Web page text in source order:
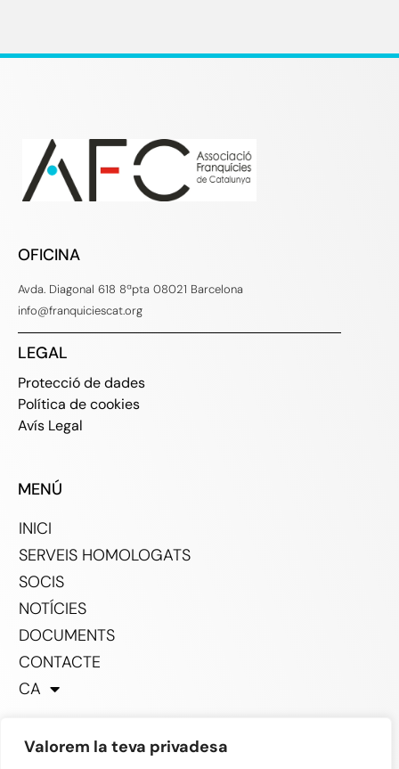
Valorem la teva privadesa
OFICINA
Avda. Diagonal 618 8ªpta 08021 Barcelona
info@franquiciescat.org
LEGAL
Protecció de dades
Política de cookies
Avís Legal
MENÚ
INICI
SERVEIS HOMOLOGATS
SOCIS
NOTÍCIES
DOCUMENTS
CONTACTE
CA
SOCIAL